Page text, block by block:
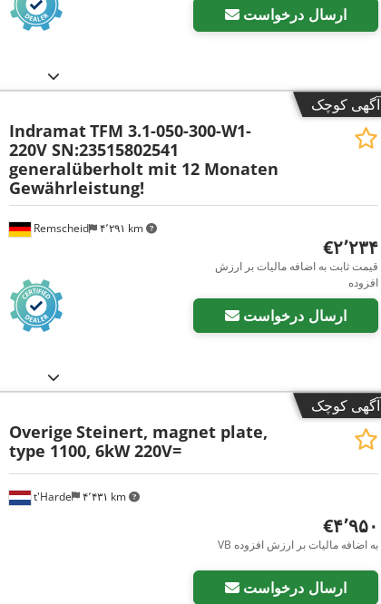
ارسال درخواست
آگهی کوچک
Remscheid ۴٬۲۹۱ km
IndramatTFM 3.1-050-300-W1-
220V SN:23515802541
generalüberholt mit 12 Monaten
Gewährleistung!
‎€۲٬۲۳۴
قیمت ثابت به اضافه مالیات بر ارزش
افزوده
ارسال درخواست
آگهی کوچک
t'Harde ۴٬۴۳۱ km
Overige Steinert, magnet plate,
type 1100, 6kW 220V=
‎€۴٬۹۵۰
VB به اضافه مالیات بر ارزش افزوده
ارسال درخواست